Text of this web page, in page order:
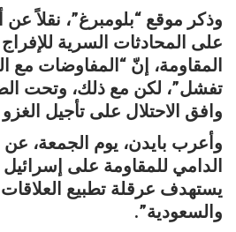
وذكر موقع “بلومبرغ”، نقلاً
على المحادثات السرية
المقاومة، إنّ “المفاوضات
تفشل”، لكن مع ذلك، وتحت
وافق الاحتلال على تأجيل
وأعرب بايدن، يوم الجمعة، عن
الدامي للمقاومة على
يستهدف عرقلة تطبيع العلاقات
والسعودية”.